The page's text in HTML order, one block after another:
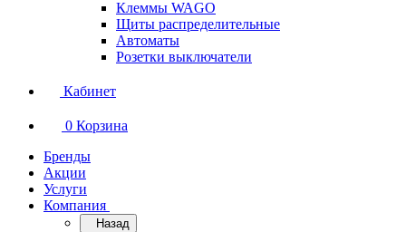
Клеммы WAGO
Щиты распределительные
Автоматы
Розетки выключатели
Кабинет
0 Корзина
Бренды
Акции
Услуги
Компания
Назад